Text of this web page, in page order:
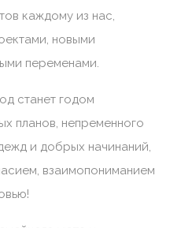
каждому из нас,
новыми
переменами.
станет годом
планов, непременного
и добрых начинаний,
взаимопониманием